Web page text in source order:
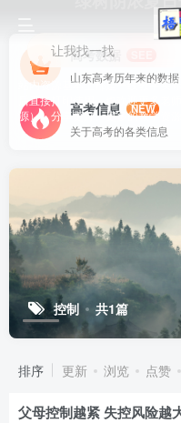
让我找一找
站内资源基本上都是一线教学实
后直接打印使用。也欢迎更多老
源），分享更好、更多的教学资源
高考数据
山东高考历年来的数据
高考信息
NEW
关于高考的各类信息
控制 共1篇
排序 更新 浏览 点赞
父母控制越紧 失控风险越